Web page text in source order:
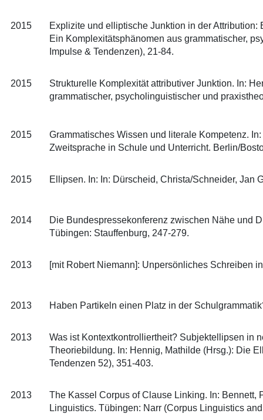
2015
Explizite und elliptische Junktion in der
Ein Komplexitätsphänomen aus grammatischer,
Impulse & Tendenzen), 21-84.
2015
Strukturelle Komplexität attributiver Junktion. In:
grammatischer, psycholinguistischer und
2015
Grammatisches Wissen und literale Kompetenz.
Zweitsprache in Schule und Unterricht. Berlin/
2015 Ellipsen. In: In: Dürscheid, Christa/Schneider, Jan
2014
Die Bundespressekonferenz zwischen Nähe und
Tübingen: Stauffenburg, 247-279.
2013 [mit Robert Niemann]: Unpersönliches Schreiben
2013 Haben Partikeln einen Platz in der
2013
Was ist Kontextkontrolliertheit? Subjektellipsen in
Theoriebildung. In: Hennig, Mathilde (Hrsg.): Die
Tendenzen 52), 351-403.
2013
The Kassel Corpus of Clause Linking. In: Bennett,
Linguistics. Tübingen: Narr (Corpus Linguistics